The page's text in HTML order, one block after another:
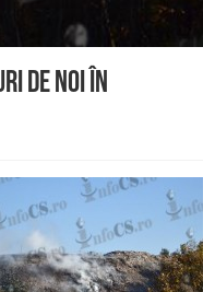
de noi în